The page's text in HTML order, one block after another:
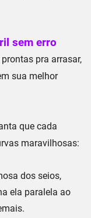
sem erro
pra arrasar,
sua melhor
que cada
maravilhosas:
dos seios,
ela paralela ao